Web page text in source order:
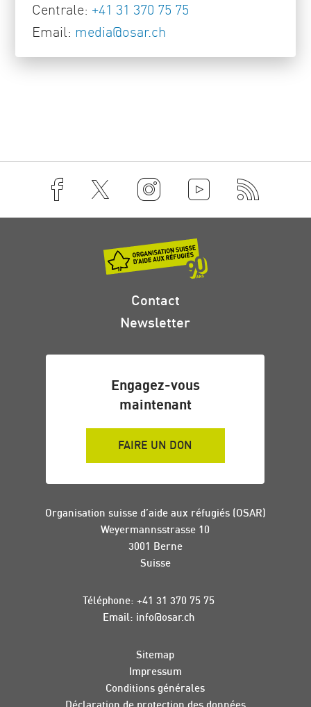
Centrale: +41 31 370 75 75
Email: media@osar.ch
Contact
Newsletter
Engagez-vous
maintenant
FAIRE UN DON
Organisation suisse d’aide aux réfugiés (OSAR)
Weyermannsstrasse 10
3001 Berne
Suisse
Téléphone: +41 31 370 75 75
Email: info@osar.ch
Sitemap
Impressum
Conditions générales